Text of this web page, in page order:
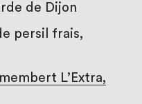
de Dijon
persil frais,
L’Extra,